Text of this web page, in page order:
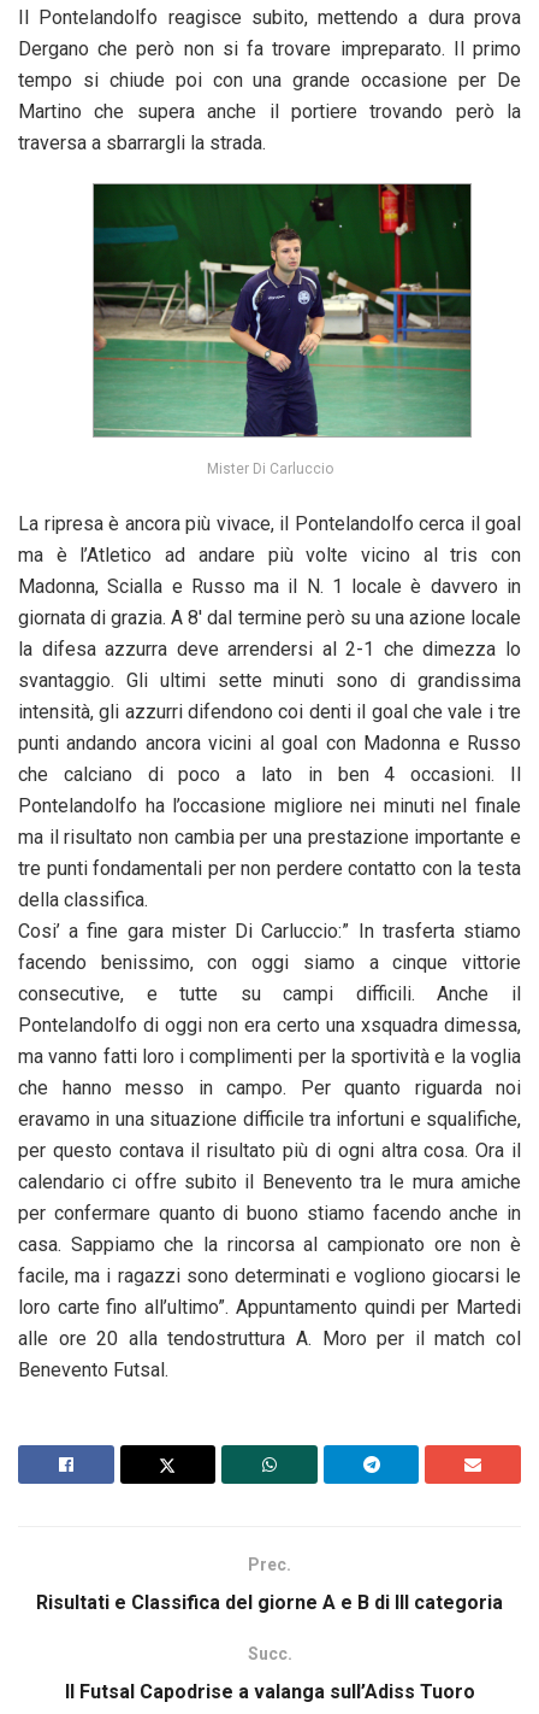
Il Pontelandolfo reagisce subito, mettendo a dura prova
Dergano che però non si fa trovare impreparato. Il primo
tempo si chiude poi con una grande occasione per De
Martino che supera anche il portiere trovando però la
traversa a sbarrargli la strada.
Mister Di Carluccio
La ripresa è ancora più vivace, il Pontelandolfo cerca il goal
ma è l’Atletico ad andare più volte vicino al tris con
Madonna, Scialla e Russo ma il N. 1 locale è davvero in
giornata di grazia. A 8′ dal termine però su una azione locale
la difesa azzurra deve arrendersi al 2-1 che dimezza lo
svantaggio. Gli ultimi sette minuti sono di grandissima
intensità, gli azzurri difendono coi denti il goal che vale i tre
punti andando ancora vicini al goal con Madonna e Russo
che calciano di poco a lato in ben 4 occasioni. Il
Pontelandolfo ha l’occasione migliore nei minuti nel finale
ma il risultato non cambia per una prestazione importante e
tre punti fondamentali per non perdere contatto con la testa
della classifica.
Cosi’ a fine gara mister Di Carluccio:” In trasferta stiamo
facendo benissimo, con oggi siamo a cinque vittorie
consecutive, e tutte su campi difficili. Anche il
Pontelandolfo di oggi non era certo una xsquadra dimessa,
ma vanno fatti loro i complimenti per la sportività e la voglia
che hanno messo in campo. Per quanto riguarda noi
eravamo in una situazione difficile tra infortuni e squalifiche,
per questo contava il risultato più di ogni altra cosa. Ora il
calendario ci offre subito il Benevento tra le mura amiche
per confermare quanto di buono stiamo facendo anche in
casa. Sappiamo che la rincorsa al campionato ore non è
facile, ma i ragazzi sono determinati e vogliono giocarsi le
loro carte fino all’ultimo”. Appuntamento quindi per Martedi
alle ore 20 alla tendostruttura A. Moro per il match col
Benevento Futsal.
Prec.
Risultati e Classifica del giorne A e B di III categoria
Succ.
Il Futsal Capodrise a valanga sull’Adiss Tuoro